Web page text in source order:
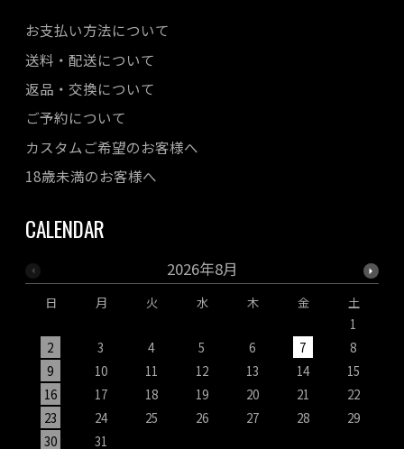
お支払い方法について
送料・配送について
返品・交換について
ご予約について
カスタムご希望のお客様へ
18歳未満のお客様へ
CALENDAR
2026年8月
日 月 火 水 木 金
土
1
2
3 4 5 6 7
8
9
10 11 12 13 14
15
16
17 18 19 20 21
22
23
24 25 26 27 28
29
30
31